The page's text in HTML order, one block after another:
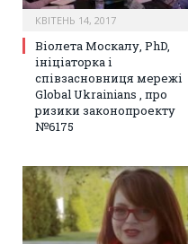
КВІТЕНЬ 14, 2017
Віолета Москалу, PhD,
ініціаторка і
співзасновниця мережі
Global Ukrainians , про
ризики законопроекту
№6175